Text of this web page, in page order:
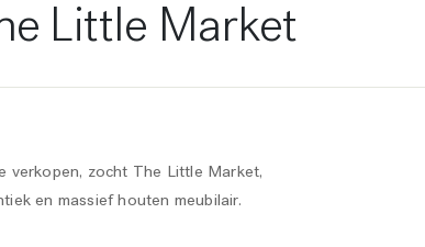
Little Market
verkopen, zocht The Little Market,
en massief houten meubilair.